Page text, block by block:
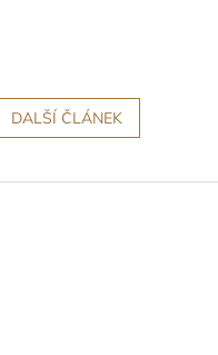
DALŠÍ ČLÁNEK